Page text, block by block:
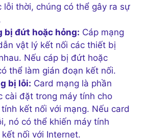
lỗi thời, chúng có thể gây ra sự
bị đứt hoặc hỏng: Cáp mạng
vật lý kết nối các thiết bị
Nếu cáp bị đứt hoặc
thể làm gián đoạn kết nối.
bị lỗi: Card mạng là phần
cài đặt trong máy tính cho
kết nối với mạng. Nếu card
nó có thể khiến máy tính
nối với Internet.